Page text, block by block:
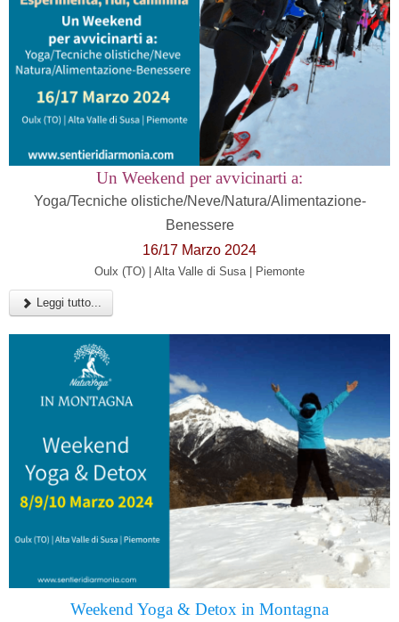
Un Weekend per avvicinarti a:
Yoga/Tecniche olistiche/Neve/Natura/Alimentazione-
Benessere
16/17 Marzo 2024
Oulx (TO) | Alta Valle di Susa | Piemonte
Leggi tutto...
Weekend Yoga & Detox in Montagna